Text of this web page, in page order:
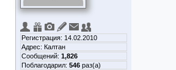
Регистрация: 14.02.2010
Адрес: Калтан
Сообщений: 1,826
Поблагодарил: 546 раз(а)